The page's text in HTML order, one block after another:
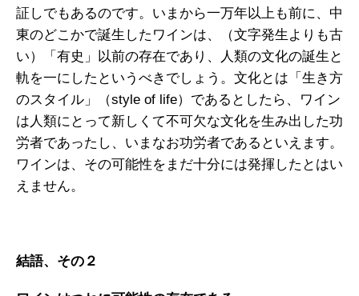
証しでもあるのです。いまから一万年以上も前に、中
東のどこかで誕生したワインは、（文字発生よりも古
い）「有史」以前の存在であり、人類の文化の誕生と
軌を一にしたというべきでしょう。文化とは「生き方
のスタイル」（style of life）であるとしたら、ワイン
は人類にとって新しくて不可欠な文化を生み出した功
労者であったし、いまなお功労者であるといえます。
ワインは、その可能性をまだ十分には発揮したとはい
えません。
結語、その２